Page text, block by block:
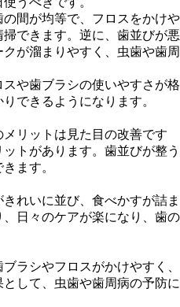
間が均等で、フロスをかけや
できます。逆に、歯並びが悪
が溜まりやすく、虫歯や歯周
や歯ブラシの使いやすさが格
できるようになります。
リットは見た目の改善です
トがあります。歯並びが整う
ます。
れいに並び、食べかすが詰ま
日々のケアが楽になり、歯の
ラシやフロスがかけやすく、
して、虫歯や歯周病の予防に